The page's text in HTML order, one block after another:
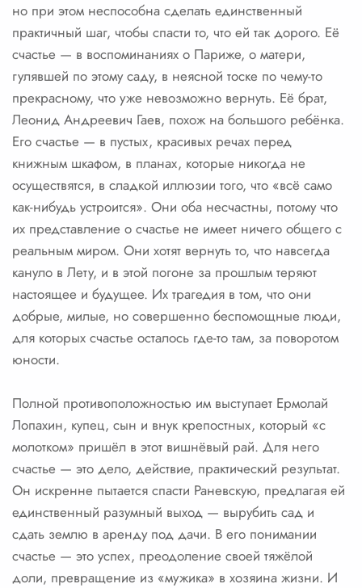
но при этом неспособна сделать единственный
практичный шаг, чтобы спасти то, что ей так дорого. Её
счастье — в воспоминаниях о Париже, о матери,
гулявшей по этому саду, в неясной тоске по чему-то
прекрасному, что уже невозможно вернуть. Её брат,
Леонид Андреевич Гаев, похож на большого ребёнка.
Его счастье — в пустых, красивых речах перед
книжным шкафом, в планах, которые никогда не
осуществятся, в сладкой иллюзии того, что «всё само
как-нибудь устроится». Они оба несчастны, потому что
их представление о счастье не имеет ничего общего с
реальным миром. Они хотят вернуть то, что навсегда
кануло в Лету, и в этой погоне за прошлым теряют
настоящее и будущее. Их трагедия в том, что они
добрые, милые, но совершенно беспомощные люди,
для которых счастье осталось где-то там, за поворотом
юности.
Полной противоположностью им выступает Ермолай
Лопахин, купец, сын и внук крепостных, который «с
молотком» пришёл в этот вишнёвый рай. Для него
счастье — это дело, действие, практический результат.
Он искренне пытается спасти Раневскую, предлагая ей
единственный разумный выход — вырубить сад и
сдать землю в аренду под дачи. В его понимании
счастье — это успех, преодоление своей тяжёлой
доли, превращение из «мужика» в хозяина жизни. И